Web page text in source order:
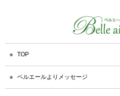
TOP
ベルエールよりメッセージ